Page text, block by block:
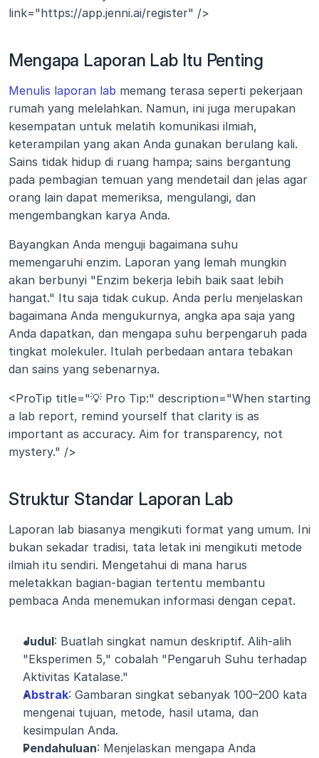
link="https://app.jenni.ai/register" />
Mengapa Laporan Lab Itu Penting
Menulis laporan lab memang terasa seperti pekerjaan
rumah yang melelahkan. Namun, ini juga merupakan
kesempatan untuk melatih komunikasi ilmiah,
keterampilan yang akan Anda gunakan berulang kali.
Sains tidak hidup di ruang hampa; sains bergantung
pada pembagian temuan yang mendetail dan jelas agar
orang lain dapat memeriksa, mengulangi, dan
mengembangkan karya Anda.
Bayangkan Anda menguji bagaimana suhu
memengaruhi enzim. Laporan yang lemah mungkin
akan berbunyi "Enzim bekerja lebih baik saat lebih
hangat." Itu saja tidak cukup. Anda perlu menjelaskan
bagaimana Anda mengukurnya, angka apa saja yang
Anda dapatkan, dan mengapa suhu berpengaruh pada
tingkat molekuler. Itulah perbedaan antara tebakan
dan sains yang sebenarnya.
<ProTip title="💡 Pro Tip:" description="When starting
a lab report, remind yourself that clarity is as
important as accuracy. Aim for transparency, not
mystery." />
Struktur Standar Laporan Lab
Laporan lab biasanya mengikuti format yang umum. Ini
bukan sekadar tradisi, tata letak ini mengikuti metode
ilmiah itu sendiri. Mengetahui di mana harus
meletakkan bagian-bagian tertentu membantu
pembaca Anda menemukan informasi dengan cepat.
Judul: Buatlah singkat namun deskriptif. Alih-alih
"Eksperimen 5," cobalah "Pengaruh Suhu terhadap
Aktivitas Katalase."
Abstrak: Gambaran singkat sebanyak 100–200 kata
mengenai tujuan, metode, hasil utama, dan
kesimpulan Anda.
Pendahuluan: Menjelaskan mengapa Anda